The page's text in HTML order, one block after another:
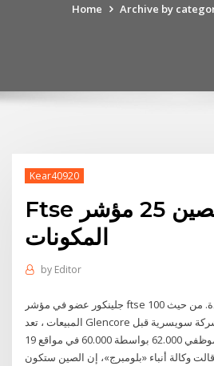
Home Archive by
Kear40920
Ftse شينهوا الصين 25 مؤشر
المكونات
by Editor
جلينكور عضو في مؤشر ftse 100 الرائد في المملكة المتحدة. من حيث
المبيعات ، تعد Glencore أكبر شركة سويسرية قبل Vitol. بشكل مباشر أو
غير مباشر ، يتم توظيف موظفي 62.000 بواسطة 60.000 في مواقع 19
بلدان 12 ؛ موظفو 2 قالت وكالة أنباء «بلومبرج»، إن الصين ستكون